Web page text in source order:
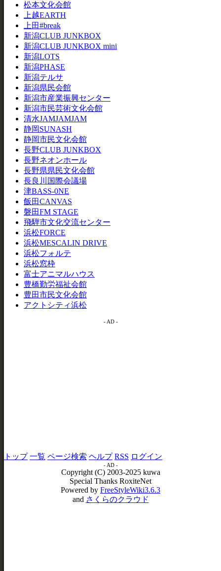
松本文化会館
上越EARTH
上田#break
新潟CLUB JUNKBOX
新潟CLUB JUNKBOX mini
新潟LOTS
新潟PHASE
新潟テルサ
新潟県民会館
新潟市産業振興センター
新潟市民芸術文化会館
清水JAMJAMJAM
静岡SUNASH
静岡市民文化会館
長野CLUB JUNKBOX
長野ネオンホール
長野県県民文化会館
長良川国際会議場
津BASS-0NE
飯田CANVAS
磐田FM STAGE
飛騨市文化交流センター
浜松FORCE
浜松MESCALIN DRIVE
浜松フォルテ
浜松窓枠
富士アニマルハウス
豊橋勤労福祉会館
豊田市民文化会館
アクトシティ浜松
- AD -
トップ 一覧 ページ検索 ヘルプ RSS ログイン
- AD -
Copyright (C) 2003-2025 kuwa
Special Thanks RoxiteNet
Powered by FreeStyleWiki3.6.3
and さくらのクラウド